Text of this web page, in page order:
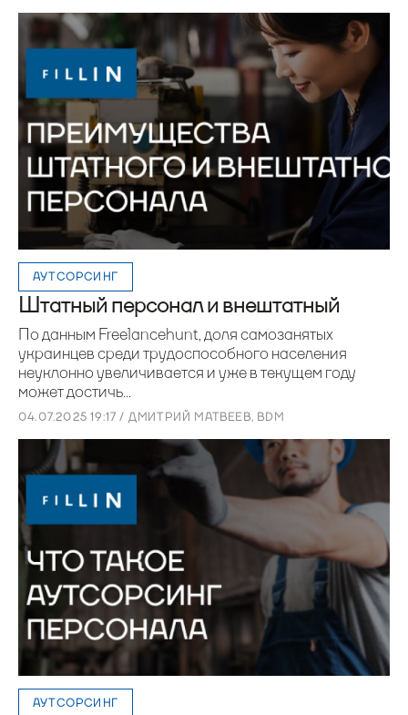
АУТСОРСИНГ
Штатный персонал и внештатный
По данным Freelancehunt, доля самозанятых
украинцев среди трудоспособного населения
неуклонно увеличивается и уже в текущем году
может достичь...
04.07.2025 19:17 / ДМИТРИЙ МАТВЕЕВ, BDM
АУТСОРСИНГ